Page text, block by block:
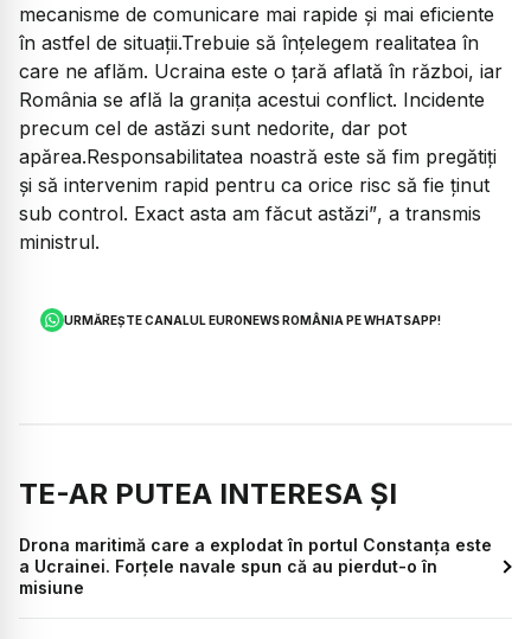
mecanisme de comunicare mai rapide și mai eficiente
în astfel de situații.Trebuie să înțelegem realitatea în
care ne aflăm. Ucraina este o țară aflată în război, iar
România se află la granița acestui conflict. Incidente
precum cel de astăzi sunt nedorite, dar pot
apărea.Responsabilitatea noastră este să fim pregătiți
și să intervenim rapid pentru ca orice risc să fie ținut
sub control. Exact asta am făcut astăzi”, a transmis
ministrul.
URMĂREȘTE CANALUL EURONEWS ROMÂNIA PE WHATSAPP!
TE-AR PUTEA INTERESA ȘI
Drona maritimă care a explodat în portul Constanța este
a Ucrainei. Forțele navale spun că au pierdut-o în
misiune